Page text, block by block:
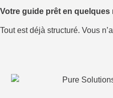
Votre guide prêt en
Tout est déjà structuré. Vous